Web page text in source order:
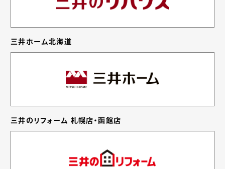
三井ホーム北海道
三井のリフォーム 札幌店・函館店